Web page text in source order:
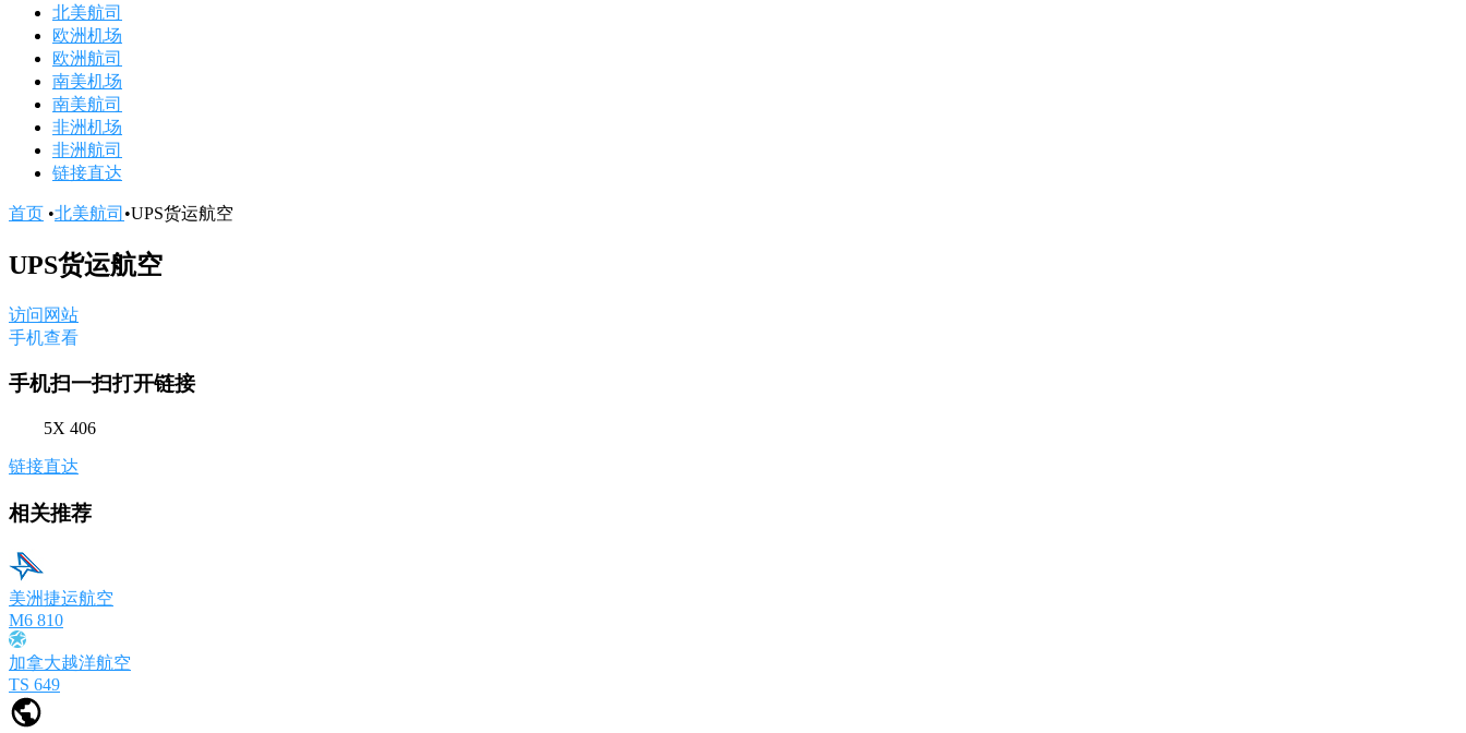
北美航司
欧洲机场
欧洲航司
南美机场
南美航司
非洲机场
非洲航司
链接直达
首页 •北美航司 •UPS货运航空
UPS货运航空
访问网站
手机查看
手机扫一扫打开链接
5X 406
链接直达
相关推荐
美洲捷运航空
M6 810
加拿大越洋航空
TS 649